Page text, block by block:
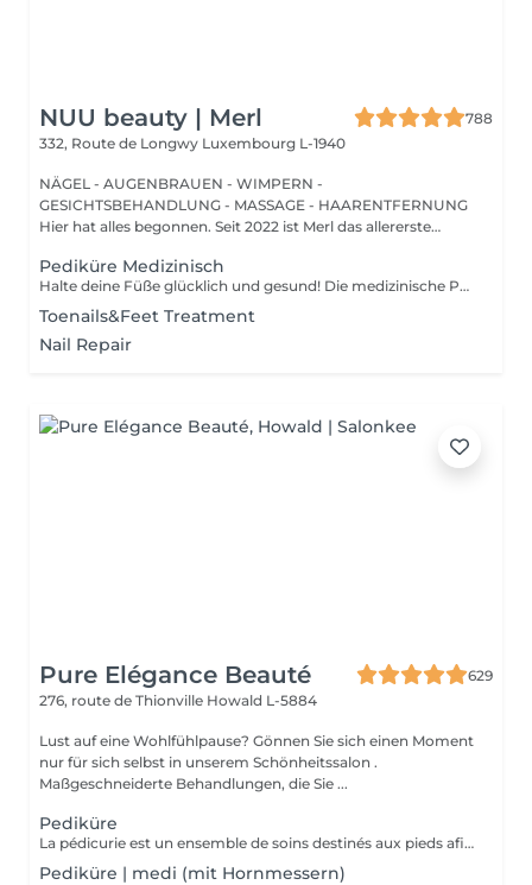
NUU beauty | Merl
788
332, Route de Longwy Luxembourg L-1940
NÄGEL - AUGENBRAUEN - WIMPERN -
GESICHTSBEHANDLUNG - MASSAGE - HAARENTFERNUNG
Hier hat alles begonnen. Seit 2022 ist Merl das allererste
Pediküre Medizinisch
Halte deine Füße glücklich und gesund! Die medizinische Pediküre ist eine spezialisierte Form der Fußbehandlung, bei der ein Nagelmeister Probleme wie Hornhaut, Risse und deformierte Nägel behandelt. Wie wird die medizinische Pediküre durchgeführt? - Problemidentifikation - Desinfektion und Erweichung der Füße - Entfernung von Hornhaut - Behandlung der Nagelplatte - Hautbehandlung - Auftragen einer medizinischen Creme Altersbeschränkungen: empfohlen ab 16 Jahren. Empfehlungen nach dem Eingriff: professionelle häusliche Pflege wird nach dem Eingriff empfohlen. Frequenz: einmal in 3-4 Wochen.
Toenails&Feet Treatment
Nail Repair
Pure Elégance Beauté
629
276, route de Thionville Howald L-5884
Lust auf eine Wohlfühlpause? Gönnen Sie sich einen Moment
nur für sich selbst in unserem Schönheitssalon .
Maßgeschneiderte Behandlungen, die Sie ...
Pediküre
La pédicurie est un ensemble de soins destinés aux pieds afin d'améliorer leur confort et leur apparence, ainsi que ceux des ongles. Bain de pieds inclus.
Pediküre | medi (mit Hornmessern)